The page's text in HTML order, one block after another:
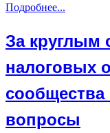
Подробнее...
За круглым
налоговых
вопросы